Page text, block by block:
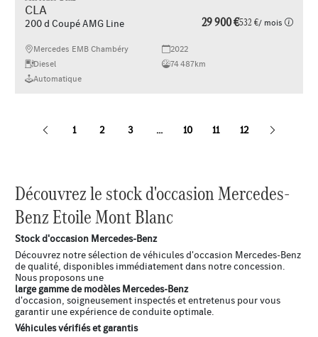
CLA
200 d Coupé AMG Line 29 900 €532 €/ mois
Mercedes EMB Chambéry
2022
Diesel
74 487km
Automatique
1 2 3 ... 10 11 12
Découvrez le stock d'occasion Mercedes-
Benz Etoile Mont Blanc
Stock d'occasion Mercedes-Benz
Découvrez notre sélection de véhicules d'occasion Mercedes-Benz
de qualité, disponibles immédiatement dans notre concession.
Nous proposons une
large gamme de modèles Mercedes-Benz
d'occasion, soigneusement inspectés et entretenus pour vous
garantir une expérience de conduite optimale.
Véhicules vérifiés et garantis